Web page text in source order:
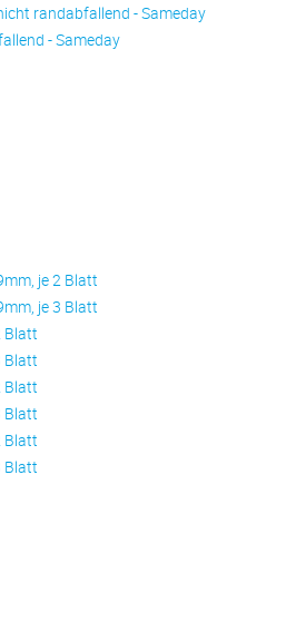
randabfallend - Sameday
- Sameday
je 2 Blatt
je 3 Blatt
Blatt
Blatt
Blatt
Blatt
Blatt
Blatt